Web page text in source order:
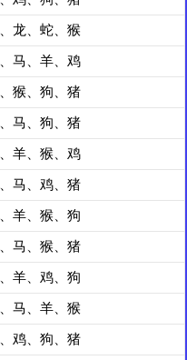
龙、蛇、猴
马、羊、鸡
猴、狗、猪
马、狗、猪
羊、猴、鸡
马、鸡、猪
羊、猴、狗
马、猴、猪
羊、鸡、狗
马、羊、猴
鸡、狗、猪